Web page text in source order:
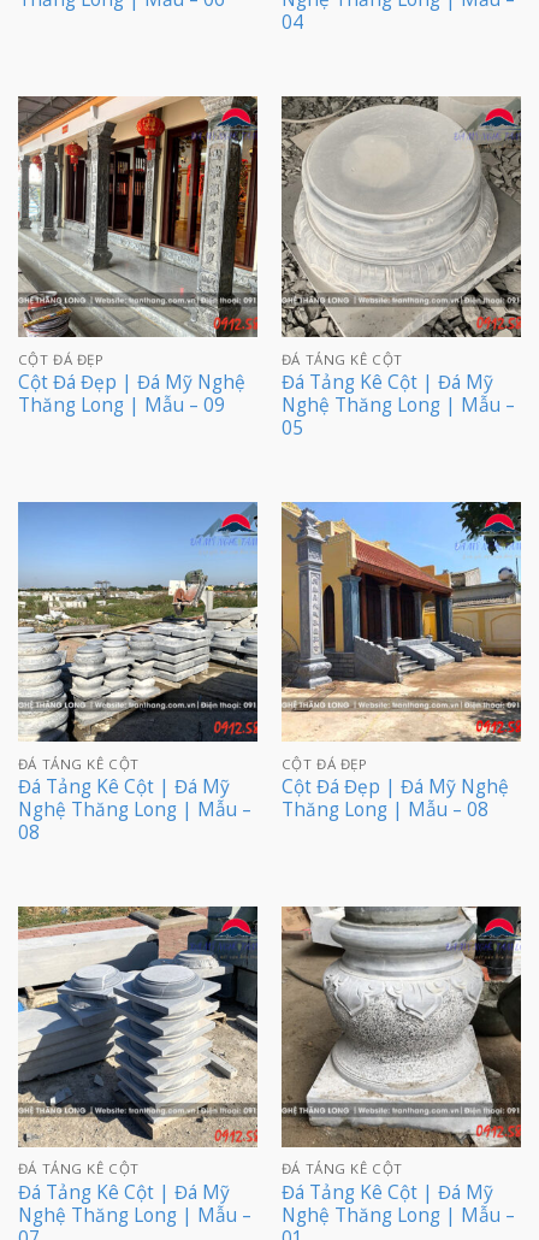
04
CỘT ĐÁ ĐẸP
Cột Đá Đẹp | Đá Mỹ Nghệ
Thăng Long | Mẫu – 09
ĐÁ TẢNG KÊ CỘT
Đá Tảng Kê Cột | Đá Mỹ
Nghệ Thăng Long | Mẫu –
05
ĐÁ TẢNG KÊ CỘT
Đá Tảng Kê Cột | Đá Mỹ
Nghệ Thăng Long | Mẫu –
08
CỘT ĐÁ ĐẸP
Cột Đá Đẹp | Đá Mỹ Nghệ
Thăng Long | Mẫu – 08
ĐÁ TẢNG KÊ CỘT
Đá Tảng Kê Cột | Đá Mỹ
Nghệ Thăng Long | Mẫu –
ĐÁ TẢNG KÊ CỘT
Đá Tảng Kê Cột | Đá Mỹ
Nghệ Thăng Long | Mẫu –